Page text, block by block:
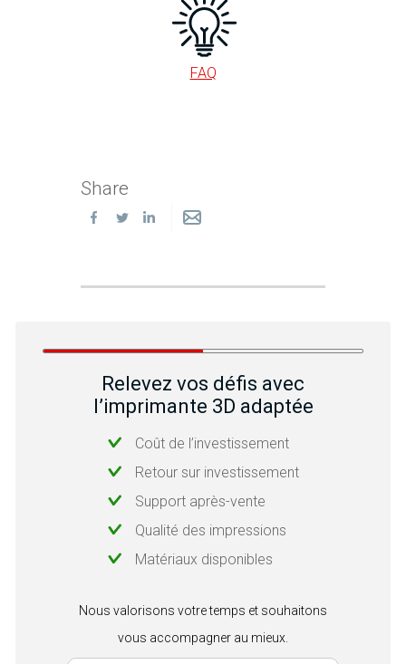
FAQ
Share
Relevez vos défis avec
l’imprimante 3D adaptée
Coût de l’investissement
Retour sur investissement
Support après-vente
Qualité des impressions
Matériaux disponibles
Nous valorisons votre temps et souhaitons
vous accompagner au mieux.